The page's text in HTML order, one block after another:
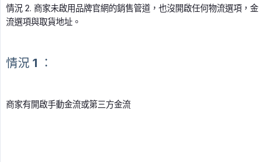
情況 2. 商家未啟用品牌官網的銷售管道，也沒開啟任何物流選項，金
流選項與取貨地址。
情況 1 ：
商家有開啟手動金流或第三方金流